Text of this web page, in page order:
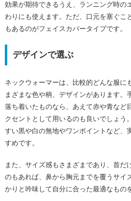
効果が期待できるうえ、ランニング時の
わりにも使えます。ただ、口元を塞ぐこ
もあるのがフェイスカバータイプです。
デザインで選ぶ
ネックウォーマーは、比較的どんな服に
まざまな色や柄、デザインがあります。
落ち着いたものなら、あえて赤や青など
クセントとして用いるのも良いでしょう
すい黒や白の無地やワンポイントなど、
すめです。
また、サイズ感もさまざまであり、首だ
のもあれば、鼻から胸元までを覆うサイ
かりと吟味して自分に合った最適なもの